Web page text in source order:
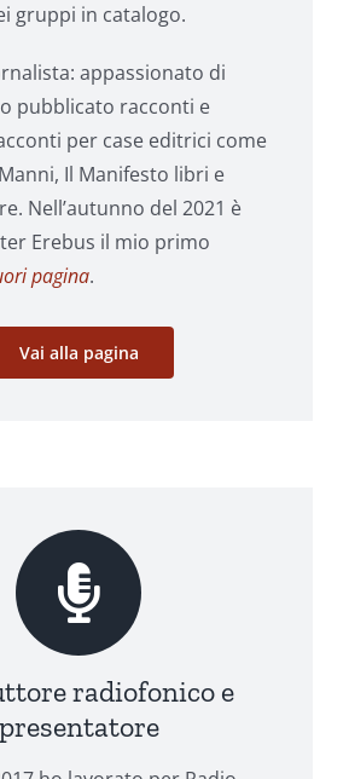
gruppi in catalogo.
appassionato di
pubblicato racconti e
per case editrici come
Il Manifesto libri e
Nell’autunno del 2021 è
Erebus il mio primo
pagina.
Vai alla pagina
radiofonico e
presentatore